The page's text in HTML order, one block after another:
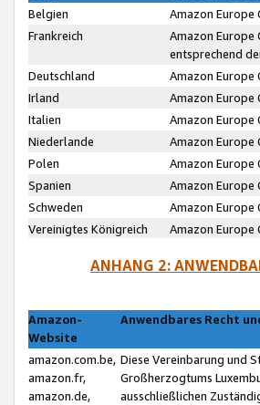
Belgien
Amazon Europe
Frankreich
Amazon Europe
entsprechend
Deutschland
Amazon Europe
Irland
Amazon Europe
Italien
Amazon Europe
Niederlande
Amazon Europe
Polen
Amazon Europe
Spanien
Amazon Europe
Schweden
Amazon Europe
Vereinigtes Königreich
Amazon Europe
ANHANG 2:
Amazon-
Website
Anwendbares Recht
amazon.com.be,
amazon.fr,
amazon.de,
Diese Vereinbarung und
Großherzogtums
ausschließlichen